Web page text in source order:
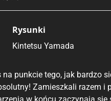
Rysunki
Kintetsu Yamada
punkcie tego, jak bardzo
Zamieszkali razem i